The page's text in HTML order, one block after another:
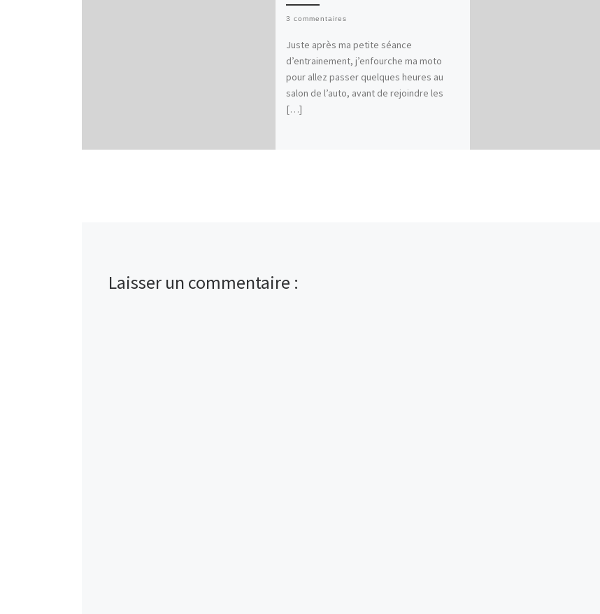
3 commentaires
Juste après ma petite séance
d’entrainement, j’enfourche ma moto
pour allez passer quelques heures au
salon de l’auto, avant de rejoindre les
[…]
Laisser un commentaire :